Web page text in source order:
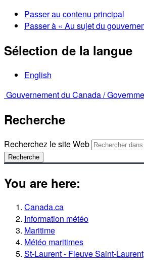
Passer au contenu principal
Passer à « Au sujet du
Sélection de la langue
English
Gouvernement du Canada /
Recherche
Recherchez le site Web
Recherche
You are here:
Canada.ca
Information météo
Maritime
Météo maritimes
St-Laurent - Fleuve Saint-Laurent